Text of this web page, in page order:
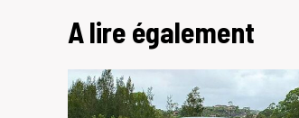
A lire également